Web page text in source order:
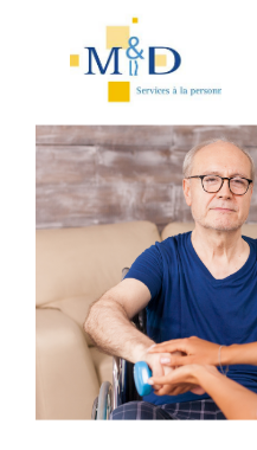
contenu
Qui sommes-nous ?
Vos questions
Nous contacter